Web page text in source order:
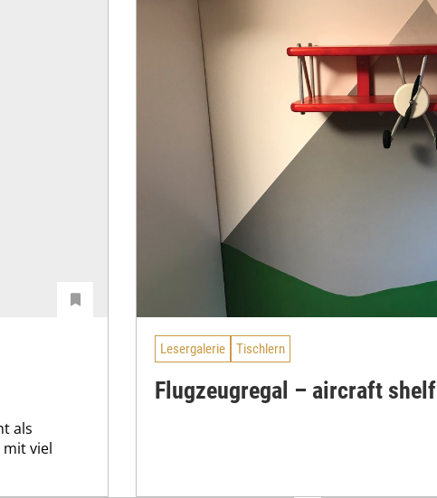
als
viel
Lesergalerie Tischlern
Flugzeugregal – aircraft shelf